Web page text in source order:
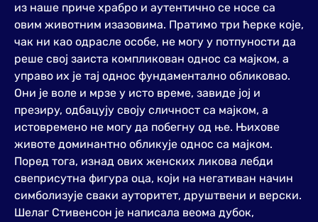
из наше приче храбро и аутентично се носе са
овим животним изазовима. Пратимо три ћерке које,
чак ни као одрасле особе, не могу у потпуности да
реше свој заиста компликован однос са мајком, а
управо их је тај однос фундаментално обликовао.
Они је воле и мрзе у исто време, завиде јој и
презиру, одбацују своју сличност са мајком, а
истовремено не могу да побегну од ње. Њихове
животе доминантно обликује однос са мајком.
Поред тога, изнад ових женских ликова лебди
свеприсутна фигура оца, који на негативан начин
симболизује сваки ауторитет, друштвени и верски.
Шелаг Стивенсон је написала веома дубок,